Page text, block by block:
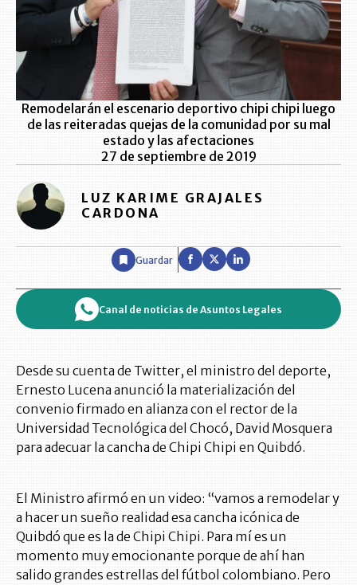
Remodelarán el escenario deportivo chipi chipi luego
de las reiteradas quejas de la comunidad por su mal
estado y las afectaciones
27 de septiembre de 2019
LUZ KARIME GRAJALES
CARDONA
Guardar
Canal de noticias de Asuntos Legales
Desde su cuenta de Twitter, el ministro del deporte,
Ernesto Lucena anunció la materialización del
convenio firmado en alianza con el rector de la
Universidad Tecnológica del Chocó, David Mosquera
para adecuar la cancha de Chipi Chipi en Quibdó.
El Ministro afirmó en un video: “vamos a remodelar y
a hacer un sueño realidad esa cancha icónica de
Quibdó que es la de Chipi Chipi. Para mí es un
momento muy emocionante porque de ahí han
salido grandes estrellas del fútbol colombiano. Pero